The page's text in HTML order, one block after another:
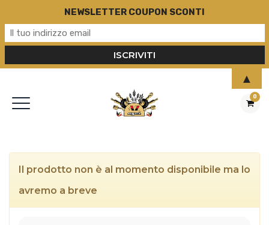
0
Il prodotto non è al momento disponibile ma lo
avremo a breve
NEWSLETTER COUPON SCONTI
▲